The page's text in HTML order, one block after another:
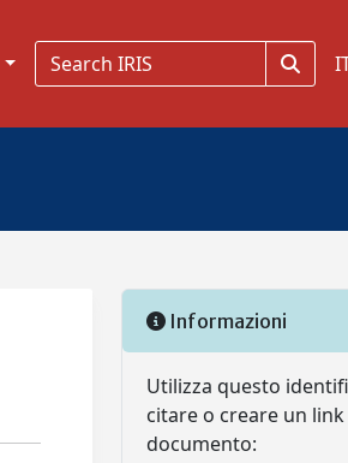
Informazioni
Utilizza questo
citare o creare un
documento: